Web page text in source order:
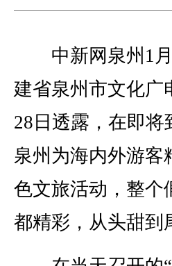
中新网泉州1月
建省泉州市文化广
28日透露，在即
泉州为海内外游客
色文旅活动，整个
都精彩，从头甜到